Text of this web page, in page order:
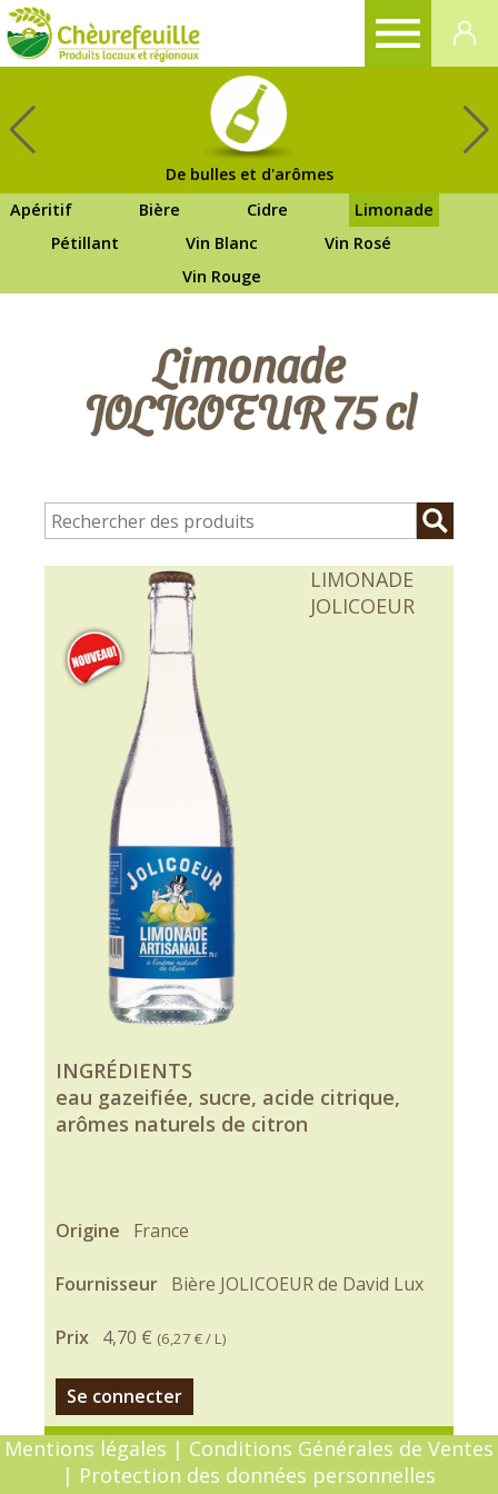
De bulles et d'arômes
Apéritif
Bière Cidre
Limonade
Pétillant
Vin Blanc
Vin Rosé
Vin Rouge
Limonade
JOLICOEUR 75 cl
LIMONADE
JOLICOEUR
INGRÉDIENTS
eau gazeifiée, sucre, acide citrique,
arômes naturels de citron
Origine France
Fournisseur Bière JOLICOEUR de David Lux
Prix 4,70 € (6,27 €/ L)
Se connecter
Mentions légales | Conditions Générales de Ventes
| Protection des données personnelles